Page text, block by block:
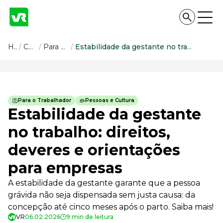
Conteúdo
Todas as categorias
Confira nossos conteúdos
Impulsione o seu negócio
Legislação
Fique por dentro da lei
Pessoas e Cultura
Aprimore a cultura organizacional
Educação Financeira
Saiba como gerenciar o seu dinheiro
Para o Trabalhador
Home / Conteúdo / Para o Trabalhador / Estabilidade da gestante no trabalho: direitos, deveres e orientações para empresas
Para o Trabalhador Pessoas e Cultura
Estabilidade da gestante
no trabalho: direitos,
deveres e orientações
para empresas
A estabilidade da gestante garante que a pessoa
grávida não seja dispensada sem justa causa: da
concepção até cinco meses após o parto. Saiba mais!
VR06.02.2026 9 min de leitura